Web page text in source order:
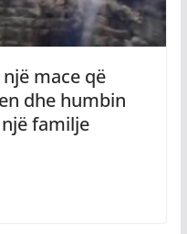
mace që
dhe humbin
familje